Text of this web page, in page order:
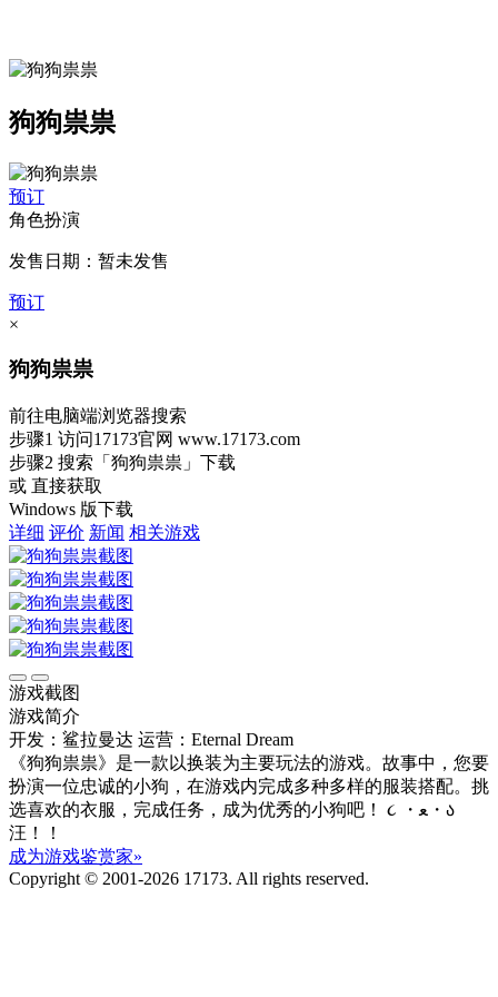
狗狗祟祟
预订
角色扮演
发售日期：暂未发售
预订
×
狗狗祟祟
前往电脑端浏览器搜索
步骤1 访问17173官网 www.17173.com
步骤2 搜索 「狗狗祟祟」 下载
或 直接获取
Windows 版下载
详细 评价 新闻 相关游戏
游戏截图
游戏简介
开发：鲨拉曼达 运营：Eternal Dream
《狗狗祟祟》是一款以换装为主要玩法的游戏。故事中，您要
扮演一位忠诚的小狗，在游戏内完成多种多样的服装搭配。挑
选喜欢的衣服，完成任务，成为优秀的小狗吧！ ૮ ・ﻌ・ა
汪！！
成为游戏鉴赏家»
Copyright © 2001-2026 17173. All rights reserved.